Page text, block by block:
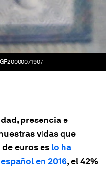
presencia e
vidas que
euros es lo ha
en 2016, el 42%